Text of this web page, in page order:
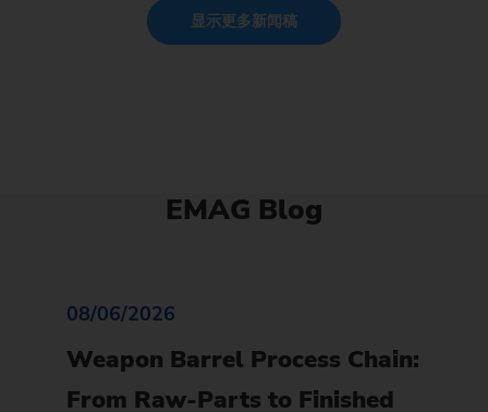
显示更多新闻稿
EMAG Blog
08/06/2026
Weapon Barrel Process Chain:
From Raw-Parts to Finished